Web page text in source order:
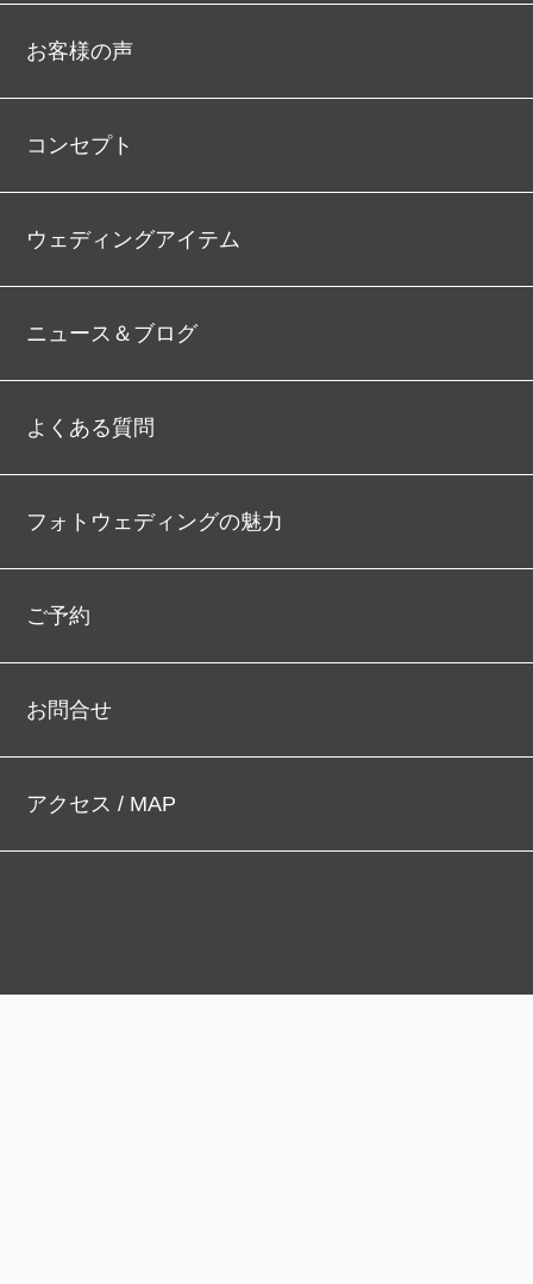
お客様の声
コンセプト
ウェディングアイテム
ニュース＆ブログ
よくある質問
フォトウェディングの魅力
ご予約
お問合せ
アクセス / MAP